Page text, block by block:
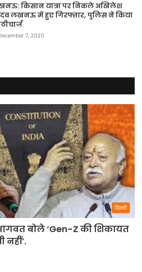
किसान यात्रा पर निकले अखिलेश
लखनऊ में हुए गिरफ्तार, पुलिस ने किया
7, 2020
दिल्ली
बोले ‘Gen-Z की शिकायत
नहीं’.